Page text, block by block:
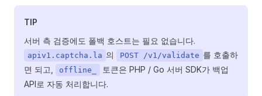
TIP
서버 측 검증에도 폴백 호스트는 필요 없습니다.
apiv1.captcha.la 의 POST /v1/validate 를 호출하
면 되고,
offline_
토큰은 PHP / Go 서버 SDK가 백업
API로 자동 처리합니다.